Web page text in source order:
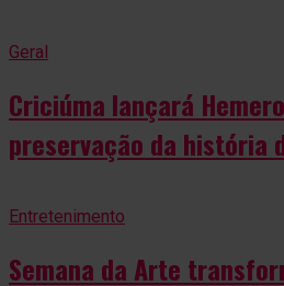
Geral
Criciúma lançará
preservação da história
Entretenimento
Semana da Arte